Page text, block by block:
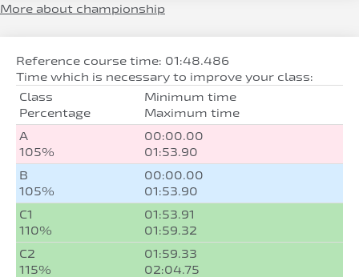
More about championship
Reference course time: 01:48.486
Time which is necessary to improve your class:
Class
Percentage
Minimum time
Maximum time
A
105%
00:00.00
01:53.90
B
105%
00:00.00
01:53.90
C1
110%
01:53.91
01:59.32
C2
115%
01:59.33
02:04.75